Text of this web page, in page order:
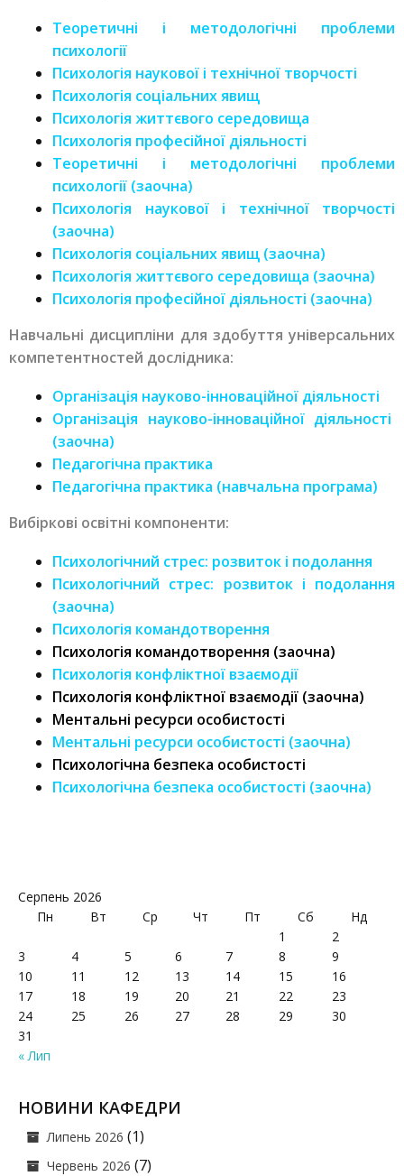
Теоретичні і методологічні проблеми
психології
Психологія наукової і технічної творчості
Психологія соціальних явищ
Психологія життєвого середовища
Психологія професійної діяльності
Теоретичні і методологічні проблеми
психології (заочна)
Психологія наукової і технічної творчості
(заочна)
Психологія соціальних явищ (заочна)
Психологія життєвого середовища (заочна)
Психологія професійної діяльності (заочна)
Навчальні дисципліни для здобуття універсальних
компетентностей дослідника:
Організація науково-інноваційної діяльності
Організація науково-інноваційної діяльності
(заочна)
Педагогічна практика
Педагогічна практика (навчальна програма)
Вибіркові освітні компоненти:
Психологічний стрес: розвиток і подолання
Психологічний стрес: розвиток і подолання
(заочна)
Психологія командотворення
Психологія командотворення (заочна)
Психологія конфліктної взаємодії
Психологія конфліктної взаємодії (заочна)
Ментальні ресурси особистості
Ментальні ресурси особистості (заочна)
Психологічна безпека особистості
Психологічна безпека особистості (заочна)
Серпень 2026
Пн
Вт Ср Чт Пт Сб Нд
« Лип
1
2
3
4 5 6 7 8
9
10
11 12 13 14 15
16
17
18 19 20 21 22
23
24
25 26 27 28 29
30
31
НОВИНИ КАФЕДРИ
Липень 2026 (1)
Червень 2026 (7)